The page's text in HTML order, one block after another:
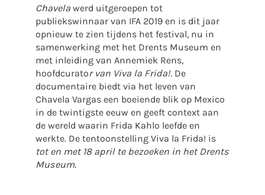
Chavela werd uitgeroepen tot
publiekswinnaar van IFA 2019 en is dit jaar
opnieuw te zien tijdens het festival, nu in
samenwerking met het Drents Museum en
met inleiding van Annemiek Rens,
hoofdcurator van Viva la Frida!. De
documentaire biedt via het leven van
Chavela Vargas een boeiende blik op Mexico
in de twintigste eeuw en geeft context aan
de wereld waarin Frida Kahlo leefde en
werkte. De tentoonstelling Viva la Frida! is
tot en met 18 april te bezoeken in het Drents
Museum.